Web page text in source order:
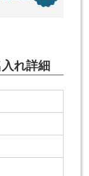
れ詳細